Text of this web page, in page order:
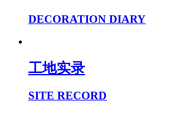
DECORATION DIARY
工地实录
SITE RECORD